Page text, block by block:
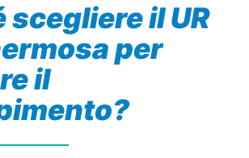
scegliere il UR
per
il